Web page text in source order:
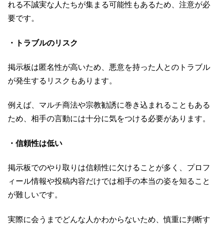
れる不誠実な人たちが集まる可能性もあるため、注意が必
要です。
・トラブルのリスク
掲示板は匿名性が高いため、悪意を持った人とのトラブル
が発生するリスクもあります。
例えば、マルチ商法や宗教勧誘に巻き込まれることもある
ため、相手の言動には十分に気をつける必要があります。
・信頼性は低い
掲示板でのやり取りは信頼性に欠けることが多く、プロフ
ィール情報や投稿内容だけでは相手の本当の姿を知ること
が難しいです。
実際に会うまでどんな人かわからないため、慎重に判断す